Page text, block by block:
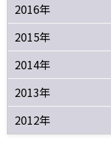
2016年
2015年
2014年
2013年
2012年